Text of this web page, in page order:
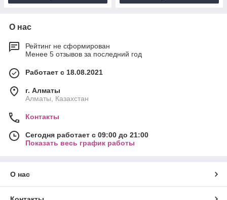
О нас
Рейтинг не сформирован
Менее 5 отзывов за последний год
Работает с 18.08.2021
г. Алматы
Алматы, Казахстан
Контакты
Сегодня работает с 09:00 до 21:00
Показать весь график работы
О нас